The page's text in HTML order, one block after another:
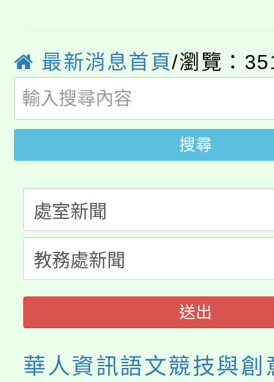
局官網。
開!
115年桃園市運動會8/
田徑場及游泳池舉行。
桃園市低收入戶享有免
視費優惠，中低收入戶
者。
大園自造教育及科技中
大溪自造教育及科技中
份教師研習
淨零綠生活教案入校路
會
115年食農教育專業人
程
最新消息首頁/瀏覽：
搜尋
送出
華人資訊語文競技與創